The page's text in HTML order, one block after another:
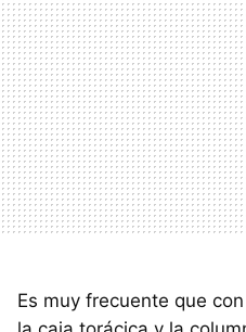
Es muy frecuente que